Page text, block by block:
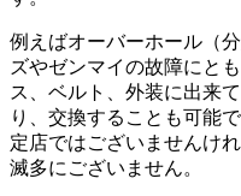
例えばオーバーホール（
ズやゼンマイの故障にと
ス、ベルト、外装に出来
り、交換することも可能
定店ではございませんけ
滅多にございません。